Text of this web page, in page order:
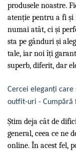
produsele noastre.
atenție pentru a fi și
numai atât, ci și
sta pe gânduri și
tale, iar noi îți
superb, diferit, dar
Cercei eleganți
outfit-uri - Cumpără
Știm deja cât de
general, ceea ce ne
online. În acest fel,